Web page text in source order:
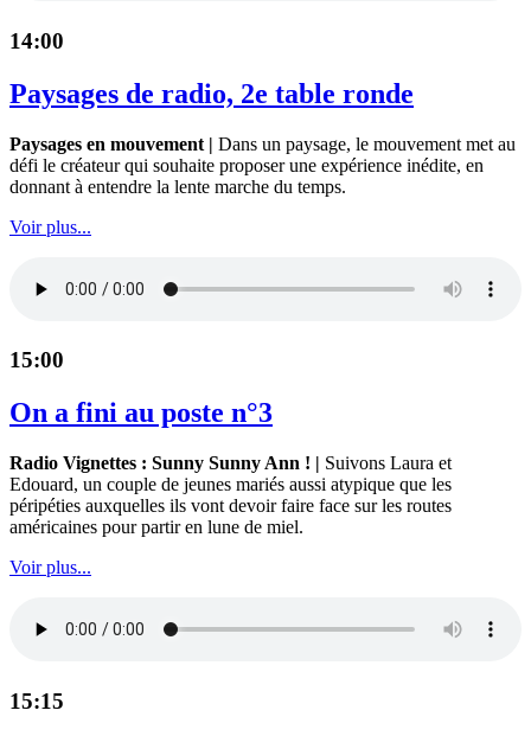
14:00
Paysages de radio, 2e table ronde
Paysages en mouvement | Dans un paysage, le mouvement met au
défi le créateur qui souhaite proposer une expérience inédite, en
donnant à entendre la lente marche du temps.
Voir plus...
15:00
On a fini au poste n°3
Radio Vignettes : Sunny Sunny Ann ! | Suivons Laura et
Edouard, un couple de jeunes mariés aussi atypique que les
péripéties auxquelles ils vont devoir faire face sur les routes
américaines pour partir en lune de miel.
Voir plus...
15:15